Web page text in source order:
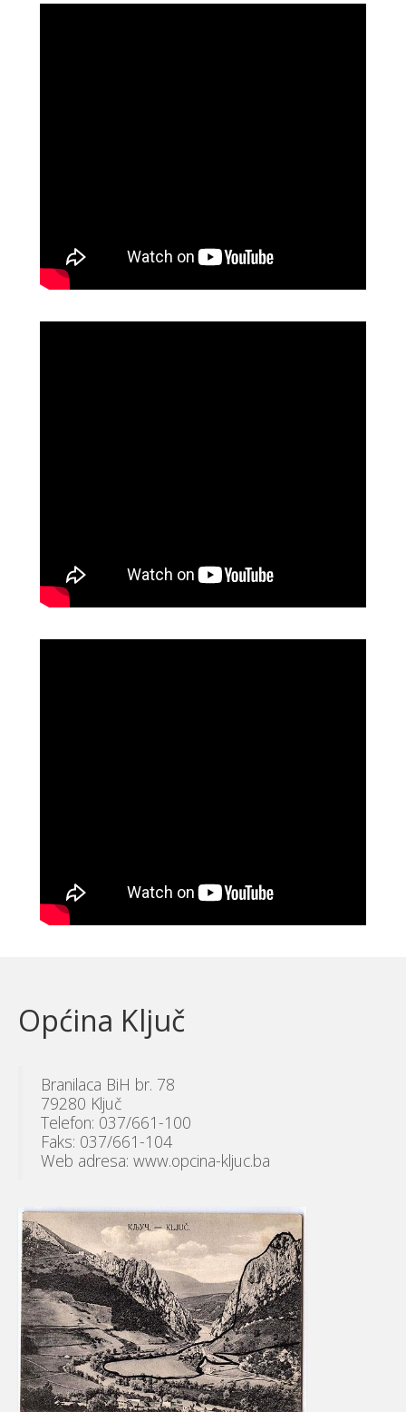
Općina Ključ
Branilaca BiH br. 78
79280 Ključ
Telefon: 037/661-100
Faks: 037/661-104
Web adresa: www.opcina-kljuc.ba